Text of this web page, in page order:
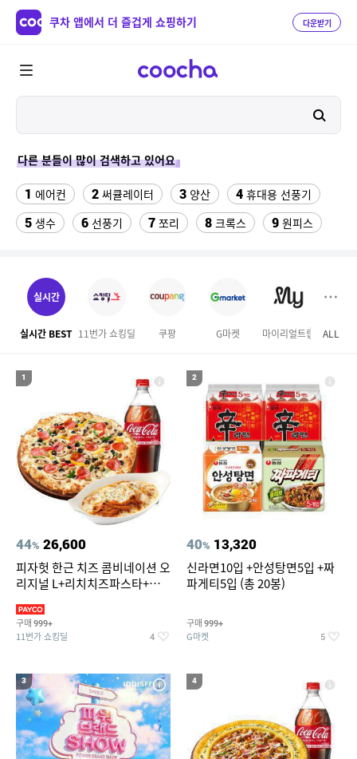
쿠차 앱에서 더 즐겁게 쇼핑하기 다운받기
다른 분들이 많이 검색하고 있어요
1 에어컨 2 써큘레이터 3 양산 4 휴대용 선풍기
5 생수 6 선풍기 7 쪼리 8 크록스 9 원피스
12 시마노 플레이즈 4000전동릴
14 미닫이 방충망 열무김치
17 성인용세발자전거중고 18 논가스 용접기 중고
자동차 햇빛가리개 창문걸이
ALL
실시간
실시간 BEST 11번가 쇼킹딜 쿠팡 G마켓 마이리얼트립 롯데
1
44% 26,600
피자헛 한근 치즈 콤비네이션 오
리지널 L+리치치즈파스타+콜
구매 999+
11번가 쇼킹딜 4
2
40% 13,320
신라면10입 +안성탕면5입 +짜
파게티5입 (총 20봉)
구매 999+
G마켓 5
3 4